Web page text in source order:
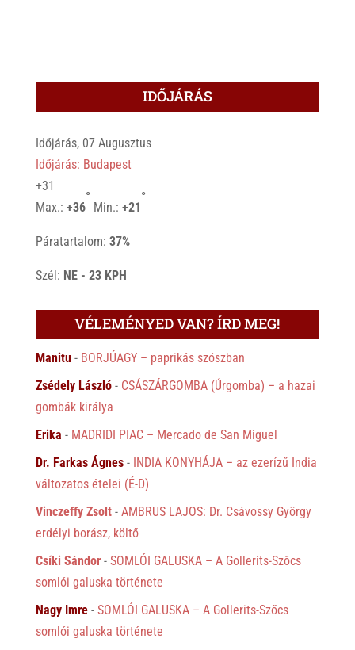
IDŐJÁRÁS
Időjárás, 07 Augusztus
Időjárás: Budapest
+31
Max.: +36
°
Min.: +21
°
Páratartalom: 37%
Szél: NE - 23 KPH
VÉLEMÉNYED VAN? ÍRD MEG!
Manitu- BORJÚAGY – paprikás szószban
Zsédely László- CSÁSZÁRGOMBA (Úrgomba) – a hazai
gombák királya
Erika - MADRIDI PIAC – Mercado de San Miguel
Dr. Farkas Ágnes- INDIA KONYHÁJA – az ezerízű India
változatos ételei (É-D)
Vinczeffy Zsolt- AMBRUS LAJOS: Dr. Csávossy György
erdélyi borász, költő
Csíki Sándor- SOMLÓI GALUSKA – A Gollerits-Szőcs
somlói galuska története
Nagy Imre- SOMLÓI GALUSKA – A Gollerits-Szőcs
somlói galuska története